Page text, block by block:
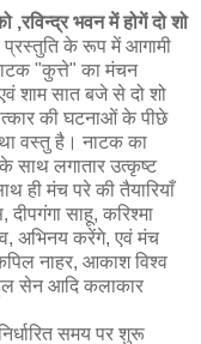
भवन में होगें दो शो
के रूप में आगामी
"कुत्ते" का मंचन
शाम सात बजे से दो शो
की घटनाओं के पीछे
वस्तु है। नाटक का
साथ लगातार उत्कृष्ट
ही मंच परे की तैयारियाँ
साहू, करिश्मा
अभिनय करेंगे, एवं मंच
नाहर, आकाश विश्व
सेन आदि कलाकार
समय पर शुरू